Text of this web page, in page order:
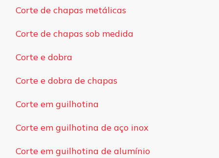
Corte de chapas metálicas
Corte de chapas sob medida
Corte e dobra
Corte e dobra de chapas
Corte em guilhotina
Corte em guilhotina de aço inox
Corte em guilhotina de alumínio